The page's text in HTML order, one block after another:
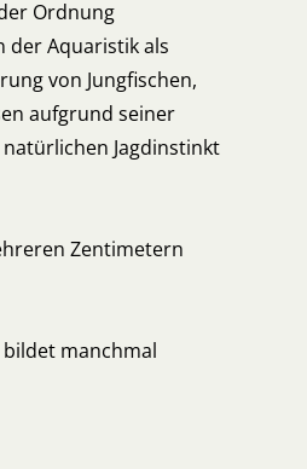
Ordnung
der Aquaristik als
von Jungfischen,
aufgrund seiner
Jagdinstinkt
Zentimetern
manchmal